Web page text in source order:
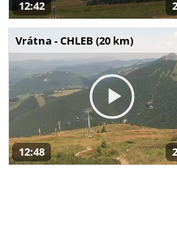
12:42
Vrátna - CHLEB (20 km)
12:48